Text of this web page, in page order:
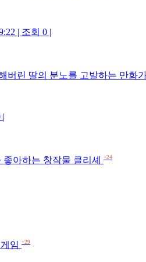
| 조회 0 |
버린 딸의 분노를 고발하는 만화
|
아하는 창작물 클리셰 +24
임 +29